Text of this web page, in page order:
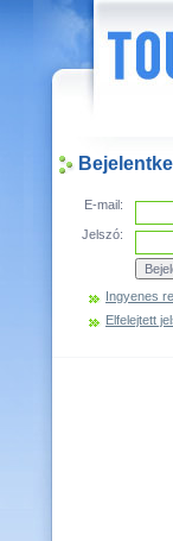
E-mail:
Jelszó:
Ingyenes
Elfelejtett